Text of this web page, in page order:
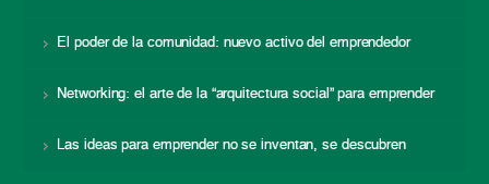
El poder de la comunidad: nuevo activo del emprendedor
Networking: el arte de la “arquitectura social” para emprender
Las ideas para emprender no se inventan, se descubren